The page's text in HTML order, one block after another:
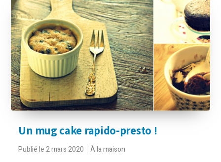
Un mug cake rapido-presto !
Publié le 2 mars 2020 À la maison